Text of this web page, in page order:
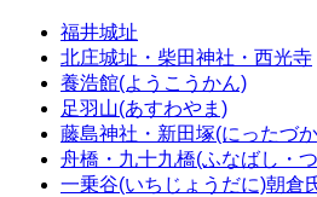
福井城址
北庄城址・柴田神社・西光寺
養浩館(ようこうかん)
足羽山(あすわやま)
藤島神社・新田塚(にったづ
舟橋・九十九橋(ふなばし・
一乗谷(いちじょうだに)朝倉